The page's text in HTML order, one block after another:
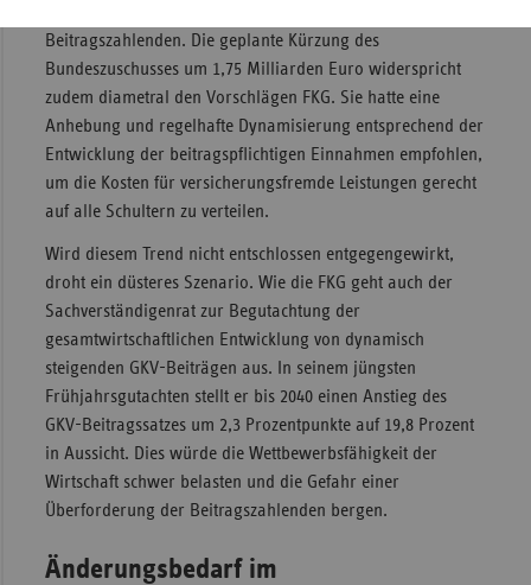
Beitragszahlenden. Die geplante Kürzung des
Bundeszuschusses um 1,75 Milliarden Euro widerspricht
zudem diametral den Vorschlägen FKG. Sie hatte eine
Anhebung und regelhafte Dynamisierung entsprechend der
Entwicklung der beitragspflichtigen Einnahmen empfohlen,
um die Kosten für versicherungsfremde Leistungen gerecht
auf alle Schultern zu verteilen.
Wird diesem Trend nicht entschlossen entgegengewirkt,
droht ein düsteres Szenario. Wie die FKG geht auch der
Sachverständigenrat zur Begutachtung der
gesamtwirtschaftlichen Entwicklung von dynamisch
steigenden GKV-Beiträgen aus. In seinem jüngsten
Frühjahrsgutachten stellt er bis 2040 einen Anstieg des
GKV-Beitragssatzes um 2,3 Prozentpunkte auf 19,8 Prozent
in Aussicht. Dies würde die Wettbewerbsfähigkeit der
Wirtschaft schwer belasten und die Gefahr einer
Überforderung der Beitragszahlenden bergen.
Änderungsbedarf im